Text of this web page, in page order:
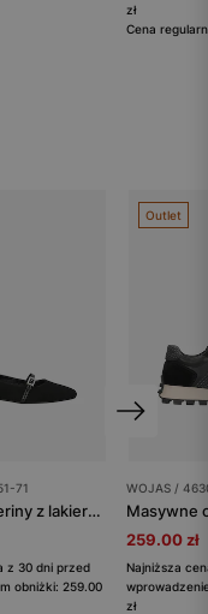
zł
Cena
71
Czarne baleriny z lakierowanym paskiem na podbiciu
z 30 dni przed
obniżki: 259.00
Outlet
WOJAS /
259.00 zł
Najniższa
zł